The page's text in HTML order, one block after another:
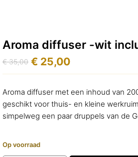
Aroma diffuser -wit
€35,00
Oorspronkelijke
was:
€ 35,00.
€ 25,00
Huidige
is:
€ 25,00.
Aroma diffuser met een inhoud van
geschikt voor thuis- en kleine
simpelweg een paar druppels van de
Op voorraad